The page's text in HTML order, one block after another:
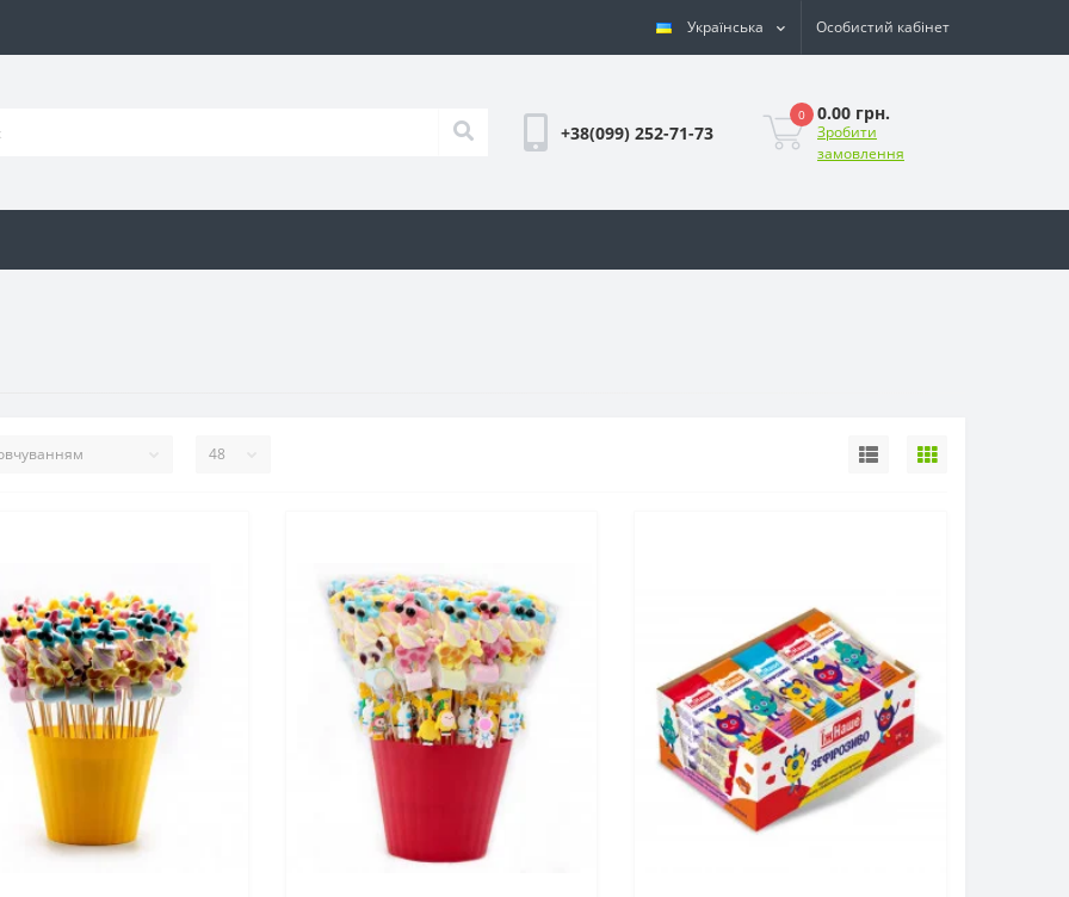
Українська Особистий кабінет
+38(099) 252-71-73
0 0.00 грн.
Зробити
замовлення